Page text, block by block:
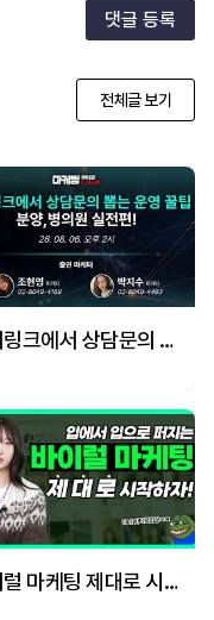
댓글 등록
전체글 보기
파워링크에서 상담문의 뽑는 운영 꿀팁분양,병의원 실전편!
바이럴 마케팅 제대로 시작하자!